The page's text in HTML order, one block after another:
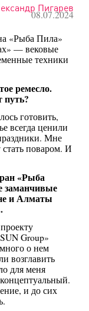
Пигарев
08.07.2024
«Рыба Пила»
— вековые
техники
ремесло.
готовить,
всегда ценили
Мне
стать поваром. И
«Рыба
заманчивые
и Алматы
Group»
о нем
возглавить
для меня
и до сих